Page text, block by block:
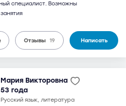
специалист. Возможны
Отзывы 19 Написать
Мария Викторовна
53 года
русский язык, литература